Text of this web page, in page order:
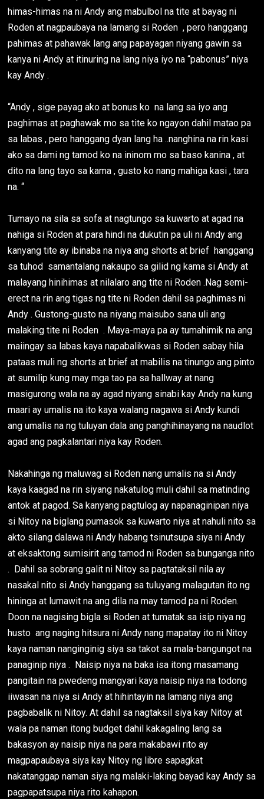
himas-himas na ni Andy ang mabulbol na tite at bayag ni
Roden at nagpaubaya na lamang si Roden , pero hanggang
pahimas at pahawak lang ang papayagan niyang gawin sa
kanya ni Andy at itinuring na lang niya iyo na “pabonus” niya
kay Andy .
“Andy , sige payag ako at bonus ko na lang sa iyo ang
paghimas at paghawak mo sa tite ko ngayon dahil matao pa
sa labas , pero hanggang dyan lang ha ..nanghina na rin kasi
ako sa dami ng tamod ko na ininom mo sa baso kanina , at
dito na lang tayo sa kama , gusto ko nang mahiga kasi , tara
na. “
Tumayo na sila sa sofa at nagtungo sa kuwarto at agad na
nahiga si Roden at para hindi na dukutin pa uli ni Andy ang
kanyang tite ay ibinaba na niya ang shorts at brief hanggang
sa tuhod samantalang nakaupo sa gilid ng kama si Andy at
malayang hinihimas at nilalaro ang tite ni Roden .Nag semi-
erect na rin ang tigas ng tite ni Roden dahil sa paghimas ni
Andy . Gustong-gusto na niyang maisubo sana uli ang
malaking tite ni Roden . Maya-maya pa ay tumahimik na ang
maiingay sa labas kaya napabalikwas si Roden sabay hila
pataas muli ng shorts at brief at mabilis na tinungo ang pinto
at sumilip kung may mga tao pa sa hallway at nang
masigurong wala na ay agad niyang sinabi kay Andy na kung
maari ay umalis na ito kaya walang nagawa si Andy kundi
ang umalis na ng tuluyan dala ang panghihinayang na naudlot
agad ang pagkalantari niya kay Roden.
Nakahinga ng maluwag si Roden nang umalis na si Andy
kaya kaagad na rin siyang nakatulog muli dahil sa matinding
antok at pagod. Sa kanyang pagtulog ay napanaginipan niya
si Nitoy na biglang pumasok sa kuwarto niya at nahuli nito sa
akto silang dalawa ni Andy habang tsinutsupa siya ni Andy
at eksaktong sumisirit ang tamod ni Roden sa bunganga nito
. Dahil sa sobrang galit ni Nitoy sa pagtataksil nila ay
nasakal nito si Andy hanggang sa tuluyang malagutan ito ng
hininga at lumawit na ang dila na may tamod pa ni Roden.
Doon na nagising bigla si Roden at tumatak sa isip niya ng
husto ang naging hitsura ni Andy nang mapatay ito ni Nitoy
kaya naman nanginginig siya sa takot sa mala-bangungot na
panaginip niya . Naisip niya na baka isa itong masamang
pangitain na pwedeng mangyari kaya naisip niya na todong
iiwasan na niya si Andy at hihintayin na lamang niya ang
pagbabalik ni Nitoy. At dahil sa nagtaksil siya kay Nitoy at
wala pa naman itong budget dahil kakagaling lang sa
bakasyon ay naisip niya na para makabawi rito ay
magpapaubaya siya kay Nitoy ng libre sapagkat
nakatanggap naman siya ng malaki-laking bayad kay Andy sa
pagpapatsupa niya rito kahapon.